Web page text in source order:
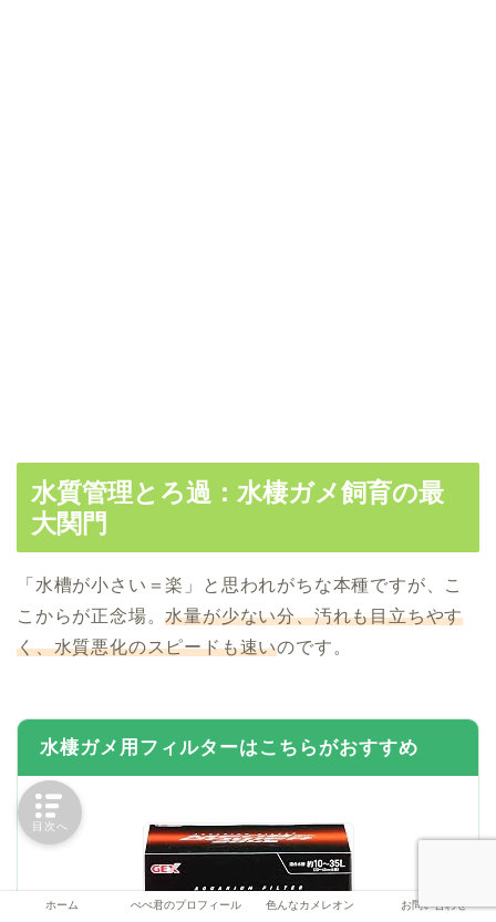
水質管理とろ過：水棲ガメ飼育の最
大関門
「水槽が小さい＝楽」と思われがちな本種ですが、こ
こからが正念場。水量が少ない分、汚れも目立ちやす
く、水質悪化のスピードも速いのです。
水棲ガメ用フィルターはこちらがおすすめ
ホーム ぺぺ君のプロフィール 色んなカメレオン お問い合わせ
目次へ